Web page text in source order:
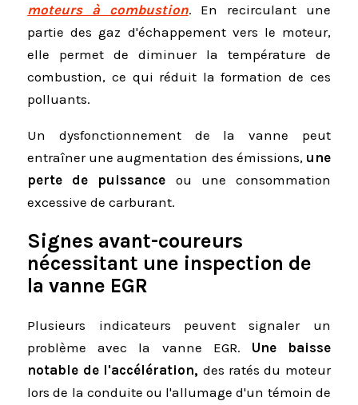
moteurs à combustion. En recirculant une
partie des gaz d'échappement vers le moteur,
elle permet de diminuer la température de
combustion, ce qui réduit la formation de ces
polluants.
Un dysfonctionnement de la vanne peut
entraîner une augmentation des émissions, une
perte de puissance ou une consommation
excessive de carburant.
Signes avant-coureurs
nécessitant une inspection de
la vanne EGR
Plusieurs indicateurs peuvent signaler un
problème avec la vanne EGR. Une baisse
notable de l'accélération, des ratés du moteur
lors de la conduite ou l'allumage d'un témoin de